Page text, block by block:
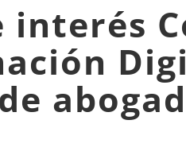
interés